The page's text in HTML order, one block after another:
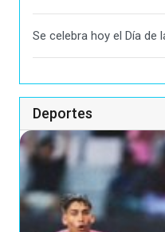
Se celebra hoy el Día de
Deportes